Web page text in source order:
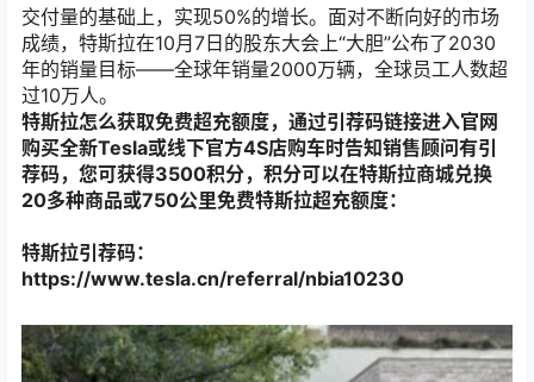
交付量的基础上，实现50%的增长。面对不断向好的市场
成绩，特斯拉在10月7日的股东大会上“大胆”公布了2030
年的销量目标——全球年销量2000万辆，全球员工人数超
过10万人。
特斯拉怎么获取免费超充额度，通过引荐码链接进入官网
购买全新Tesla或线下官方4S店购车时告知销售顾问有引
荐码，您可获得3500积分，积分可以在特斯拉商城兑换
20多种商品或750公里免费特斯拉超充额度：
特斯拉引荐码：
https://www.tesla.cn/referral/nbia10230